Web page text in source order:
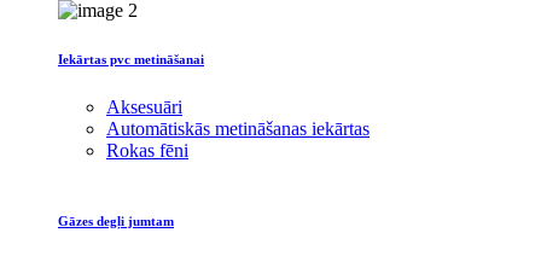
Iekārtas pvc metināšanai
Aksesuāri
Automātiskās metināšanas iekārtas
Rokas fēni
Gāzes degļi jumtam